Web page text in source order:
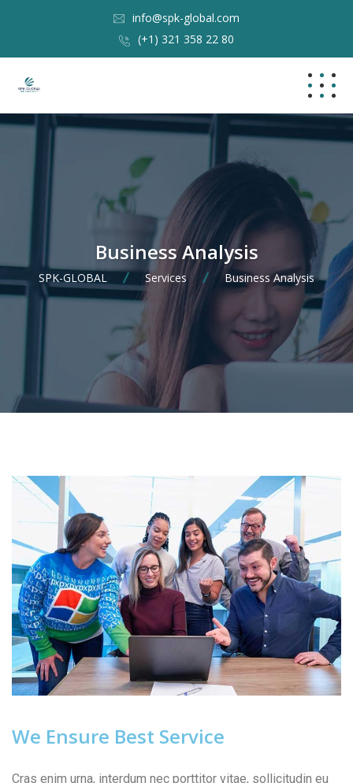
info@spk-global.com
(+1) 321 358 22 80
Business Analysis
SPK-GLOBAL Services Business Analysis
We Ensure Best Service
Cras enim urna, interdum nec porttitor vitae, sollicitudin eu